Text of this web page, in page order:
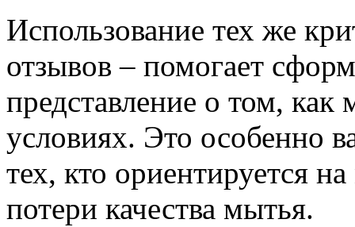
Использование тех же
отзывов – помогает
представление о том, как
условиях. Это особенно
тех, кто ориентируется
потери качества мытья.